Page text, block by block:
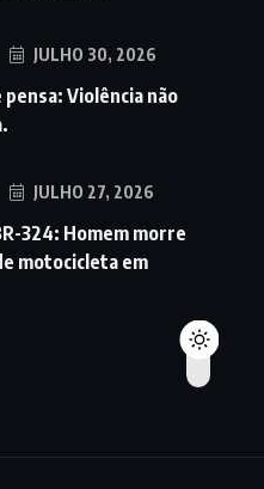
JULHO 30, 2026
pensa: Violência não
JULHO 27, 2026
324: Homem morre
motocicleta em